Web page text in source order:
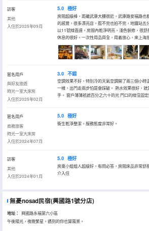
訪客
其他
入住於2025年09月
5.0 極好
房間超級棒，距離武康大樓很近，武康路安福路
的感覺，很多漂亮店，逛不完也拍不完，地鐵站五
以11號線直達。房間內乾淨明亮，淺色裝修，很
休息的很好，一次性用品齊全，用着放心，來上海
匿名用戶
與好友旅遊
時光一室大床房
入住於2025年02月
3.0 不錯
空調效果不好，特別冷的天氣空調開了兩三個小時
一樣，出門走兩步怕是會踩破。 熱水效果很好，
手。 窗戶薄薄衹遮百分之六十的光 門口的線沒固
匿名用戶
商務旅客
時光一室大床房
入住於2024年07月
5.0 極好
衞生乾淨整潔，服務態度非常好。
訪客
其他
入住於2024年01月
5.0 極好
房東小姐姐人超級好，有問必答，房間床品非常
介入住
無憂nosad民宿(興國路1號分店)
地址：
興國路永福第六小區
午後陽光，夜晚繁星，遇到的你也算風景。